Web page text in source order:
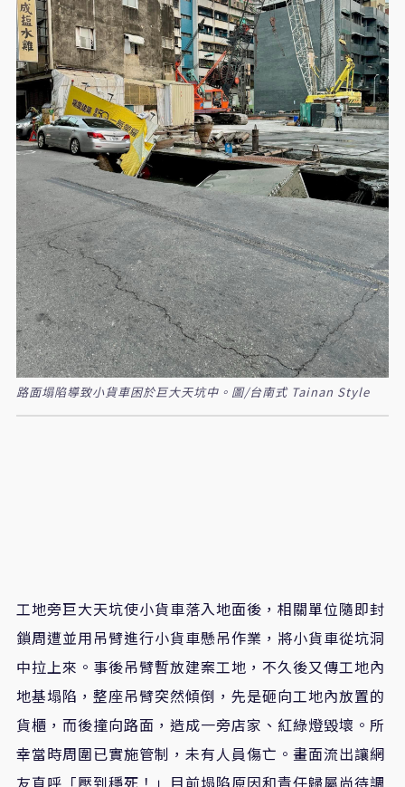
路面塌陷導致小貨車困於巨大天坑中。圖/台南式 Tainan Style
工地旁巨大天坑使小貨車落入地面後，相關單位隨即封
鎖周遭並用吊臂進行小貨車懸吊作業，將小貨車從坑洞
中拉上來。事後吊臂暫放建案工地，不久後又傳工地內
地基塌陷，整座吊臂突然傾倒，先是砸向工地內放置的
貨櫃，而後撞向路面，造成一旁店家、紅綠燈毀壞。所
幸當時周圍已實施管制，未有人員傷亡。畫面流出讓網
友直呼「壓到穩死！」目前塌陷原因和責任歸屬尚待調